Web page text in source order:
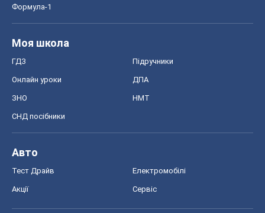
Формула-1
Моя школа
ГДЗ Підручники
Онлайн уроки ДПА
ЗНО НМТ
СНД посібники
Авто
Тест Драйв Електромобілі
Акції Сервіс